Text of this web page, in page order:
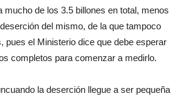
mucho de los 3.5 billones en total, menos
del mismo, de la que tampoco
pues el Ministerio dice que debe esperar
completos para comenzar a medirlo.
la deserción llegue a ser pequeña